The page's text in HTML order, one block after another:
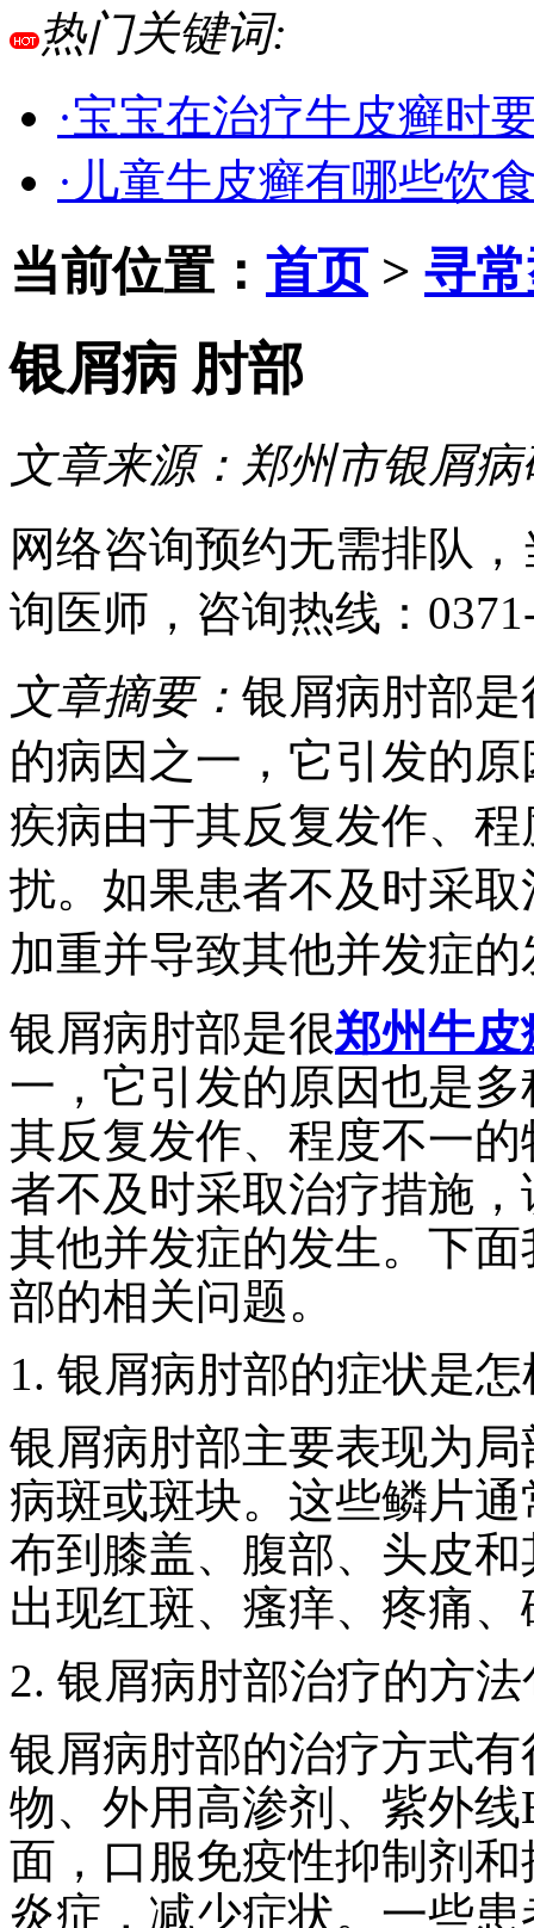
热门关键词:
·宝宝在治疗牛皮癣时
·儿童牛皮癣有哪些饮
当前位置： 首页> 寻
银屑病 肘部
文章来源： 郑州市银屑
网络咨询预约无需排队
询医师 ，咨询热线：
文章摘要： 银屑病肘部
的病因之一，它引发的
疾病由于其反复发作、
扰。如果患者不及时采
加重并导致其他并发症
银屑病肘部是很郑州牛皮
一，它引发的原因也是
其反复发作、程度不一
者不及时采取治疗措施
其他并发症的发生。下
部的相关问题。
1. 银屑病肘部的症状是
银屑病肘部主要表现为
病斑或斑块。这些鳞片
布到膝盖、腹部、头皮
出现红斑、瘙痒、疼痛
2. 银屑病肘部治疗的方
银屑病肘部的治疗方式
物、外用高渗剂、紫外
面，口服免疫性抑制剂
炎症，减少症状。一些